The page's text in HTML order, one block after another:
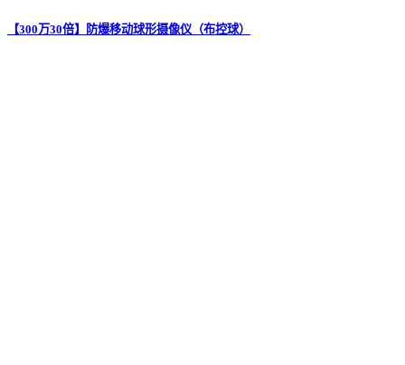
【300万30倍】防爆移动球形摄像仪（布控球）